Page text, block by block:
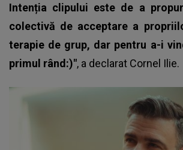
Intenția clipului este de a
colectivă de acceptare a
terapie de grup, dar pentru a-i
primul rând:)", a declarat Cornel Ilie.